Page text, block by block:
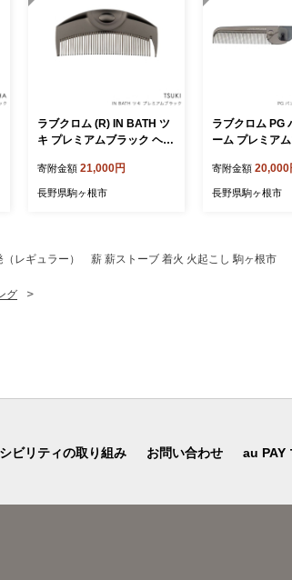
ラブクロム (R) IN BATH ツ
キ プレミアムブラック ヘア
HROME さらつや ヘアケア
駒ヶ根市
寄附金額 21,000円
長野県駒ヶ根市
ラブクロム PG
ーム プレミア
CHROME さら
ア 駒ヶ根市
寄附金額 20,000
長野県駒ヶ根市
（レギュラー） 薪 薪ストーブ 着火 火起こし 駒ヶ根市
グ
ビリティの取り組み お問い合わせ au PAY